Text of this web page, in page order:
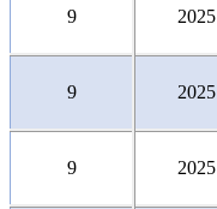
9 2025
9 2025
9 2025